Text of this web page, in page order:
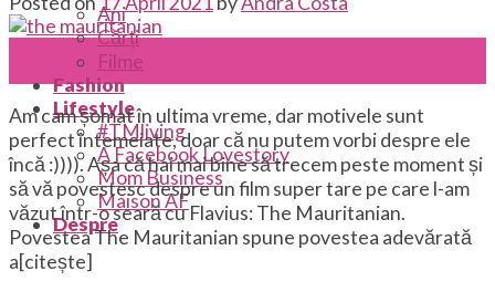
Ani
Cărți
Filme
Fashion
Lifestyle
#TMliving
A Facebook Lovestory
Mom Business
Maison AF
Despre
Am cam șomat în ultima vreme, dar motivele sunt
perfect întemeiate, doar că nu putem vorbi despre ele
încă :)))). Așa că hai mai bine să trecem peste moment și
să vă povestesc despre un film super tare pe care l-am
văzut într-o seară cu Flavius: The Mauritanian.
Povestea The Mauritanian spune povestea adevărată
a[citește]